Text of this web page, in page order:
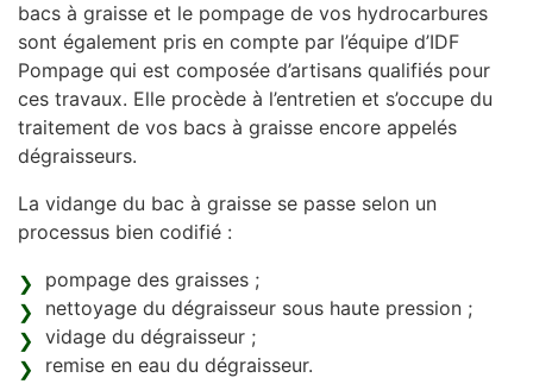
bacs à graisse et le pompage de vos hydrocarbures
sont également pris en compte par l’équipe d’IDF
Pompage qui est composée d’artisans qualifiés pour
ces travaux. Elle procède à l’entretien et s’occupe du
traitement de vos bacs à graisse encore appelés
dégraisseurs.
La vidange du bac à graisse se passe selon un
processus bien codifié :
pompage des graisses ;
nettoyage du dégraisseur sous haute pression ;
vidage du dégraisseur ;
remise en eau du dégraisseur.